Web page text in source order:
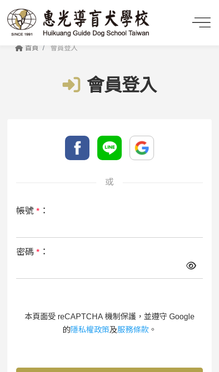
首頁 會員登入
會員登入
或
帳號 * ：
密碼 * ：
本頁面受 reCAPTCHA 機制保護，並遵守 Google
的隱私權政策及服務條款 。